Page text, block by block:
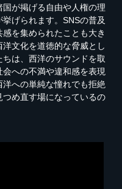
が掲げる自由や人権の理
げられます。SNSの普及
を集められたことも大き
文化を道徳的な脅威とし
は、西洋のサウンドを取
への不満や違和感を表現
への単純な憧れでも拒絶
め直す場になっているの